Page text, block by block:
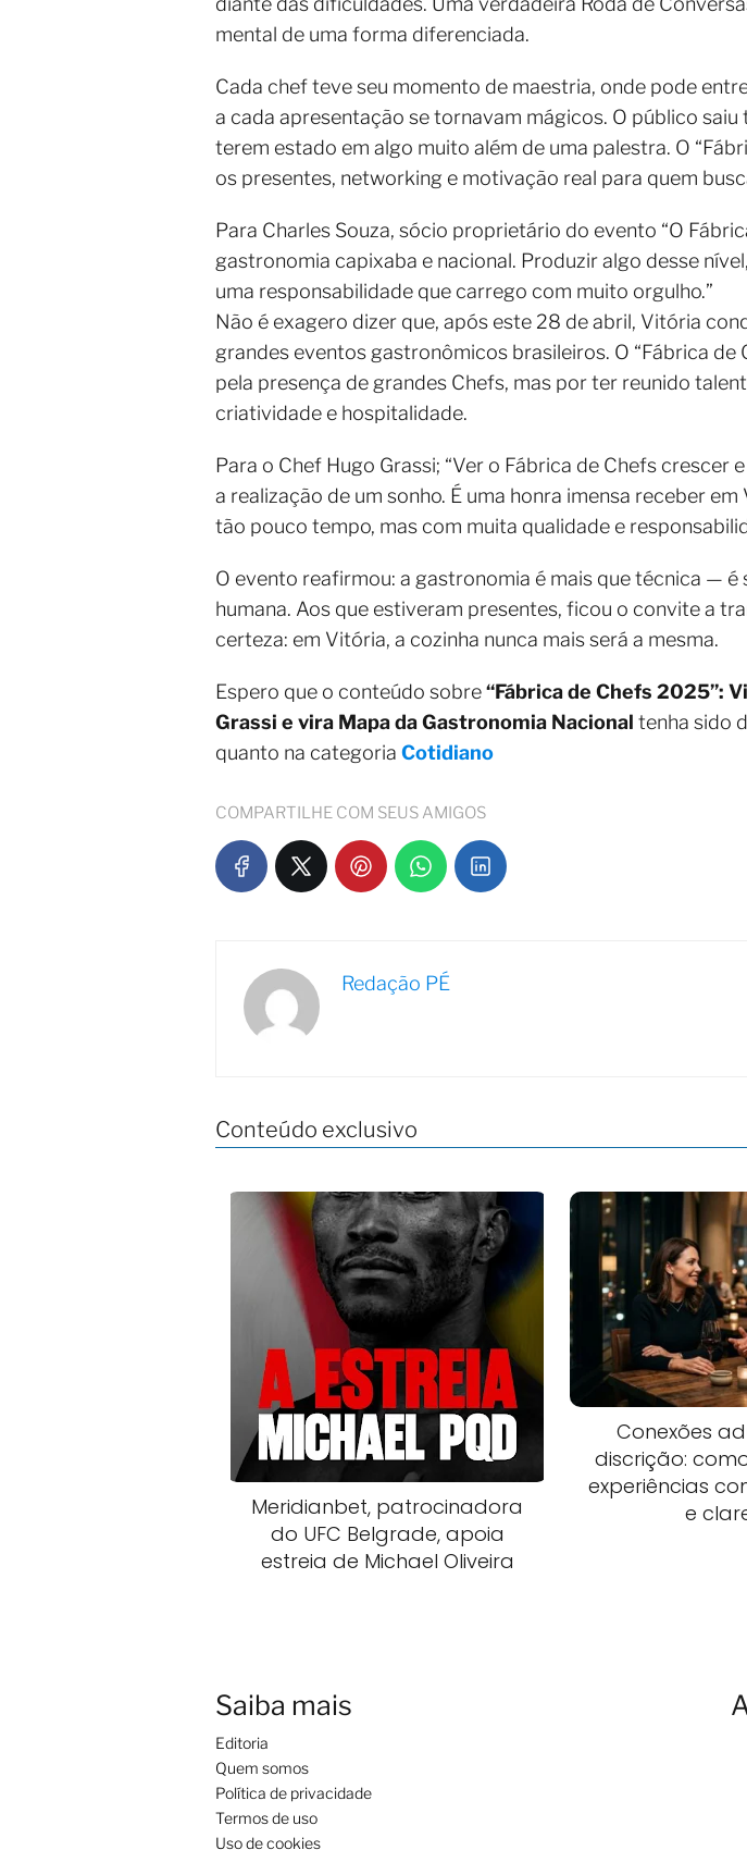
mental de uma forma diferenciada.
Cada chef teve seu momento de maestria, onde pode
a cada apresentação se tornavam mágicos. O público
terem estado em algo muito além de uma palestra. O
os presentes, networking e motivação real para quem
Para Charles Souza, sócio proprietário do evento “O
gastronomia capixaba e nacional. Produzir algo desse
uma responsabilidade que carrego com muito orgulho.”
Não é exagero dizer que, após este 28 de abril, Vitória
grandes eventos gastronômicos brasileiros. O “Fábrica
pela presença de grandes Chefs, mas por ter reunido
criatividade e hospitalidade.
Para o Chef Hugo Grassi; “Ver o Fábrica de Chefs
a realização de um sonho. É uma honra imensa receber
tão pouco tempo, mas com muita qualidade e
O evento reafirmou: a gastronomia é mais que técnica —
humana. Aos que estiveram presentes, ficou o convite a
certeza: em Vitória, a cozinha nunca mais será a mesma.
Espero que o conteúdo sobre“Fábrica de Chefs 2025”:
Grassi e vira Mapa da Gastronomia Nacional tenha sido
quanto na categoria Cotidiano
COMPARTILHE COM SEUS AMIGOS
Redação PÉ
Conteúdo exclusivo
Meridianbet, patrocinadora
do UFC Belgrade, apoia
estreia de Michael Oliveira
Conexões
discrição:
experiências
e
Saiba mais
Editoria
Quem somos
Política de privacidade
Termos de uso
Uso de cookies